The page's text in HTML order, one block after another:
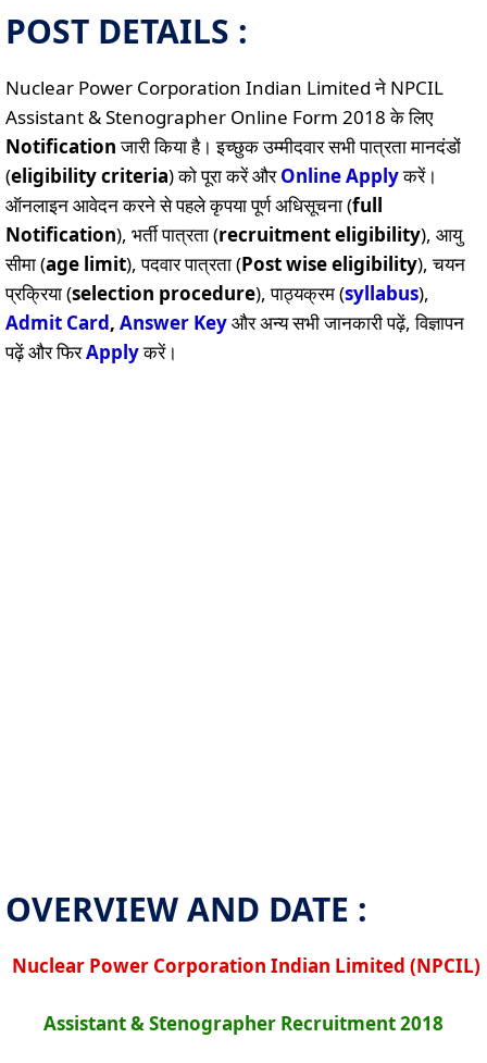
POST DETAILS :
Nuclear Power Corporation Indian Limited ने NPCIL
Assistant & Stenographer Online Form 2018 के लिए
Notificationजारी किया है। इच्छुक उम्मीदवार सभी पात्रता मानदंडों
(eligibility criteria) को पूरा करें औरOnlineApplyकरें।
ऑनलाइन आवेदन करने से पहले कृपया पूर्ण अधिसूचना (full
Notification), भर्ती पात्रता (recruitment eligibility), आयु
सीमा (age limit), पदवार पात्रता (Post wise eligibility), चयन
प्रक्रिया (selection procedure), पाठ्यक्रम (syllabus),
Admit Card, Answer Keyऔर अन्य सभी जानकारी पढ़ें, विज्ञापन
पढ़ें और फिरApplyकरें।
OVERVIEW AND DATE :
Nuclear Power Corporation Indian Limited (NPCIL)
Assistant & Stenographer Recruitment 2018